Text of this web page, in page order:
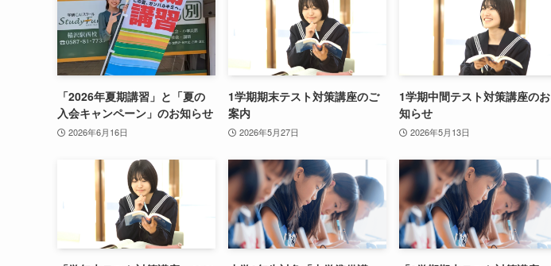
「2026年夏期講習」と「夏の
入会キャンペーン」のお知らせ
2026年6月16日
1学期期末テスト対策講座のご
案内
2026年5月27日
1学期中間テスト対策講座のお
知らせ
2026年5月13日